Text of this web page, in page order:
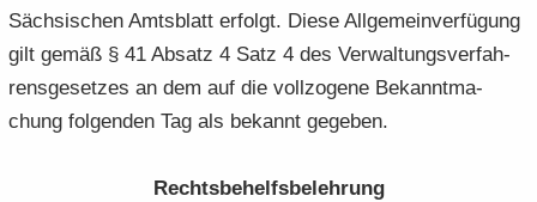
Säch­si­schen Amts­blatt er­folgt. Diese All­ge­mein­ver­fü­gung
gilt gemäß § 41 Ab­satz 4 Satz 4 des Ver­wal­tungs­ver­fah­
rens­ge­set­zes an dem auf die voll­zo­ge­ne Be­kannt­ma­
chung fol­gen­den Tag als be­kannt ge­ge­ben.
Rechts­be­helfs­be­leh­rung